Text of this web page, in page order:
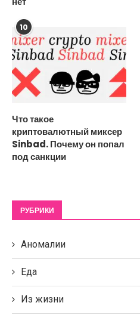
10
Что такое
криптовалютный миксер
Sinbad. Почему он попал
под санкции
РУБРИКИ
Аномалии
Еда
Из жизни